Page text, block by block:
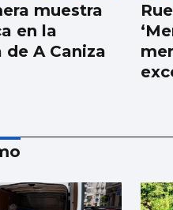
muestra
en la
A Caniza